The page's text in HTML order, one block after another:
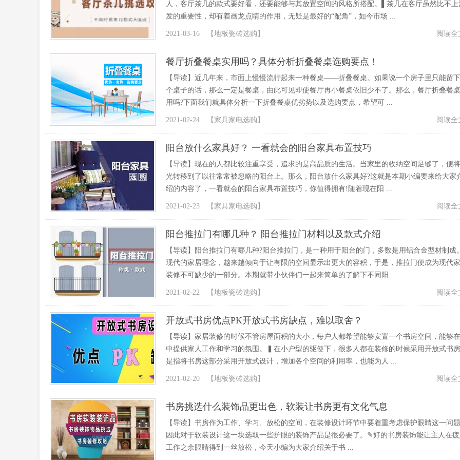
人，客厅茶几的款式要好看，还要能够与其放置空间的风格所搭配。▌茶几在客厅虽然比不上
发的重要性，却有着画龙点睛的作用，无疑是最好的“配角”，如今市场 ...
阅读全
2021-03-16 【 地板瓷砖选购 】
餐厅折叠餐桌实用吗？具体分析折叠餐桌选购要点！
【导读】近几年来，市面上慢慢流行起来一种餐桌——折叠餐桌。如果说一个房子里只能留
个桌子的话，那么一定是餐桌，由此可见即使餐厅再小餐桌依旧少不了。那么，餐厅折叠餐
用吗?下面我们就具体分析一下折叠餐桌优劣势以及选购要点，希望可 ...
阅读全
2021-02-24 【 家具家电选购 】
阳台放什么家具好？ 一看就会的阳台家具布置技巧
【导读】现在的人都比较注重享受，追求的是高品质的生活。当家里的收纳空间足够了，便将
光转移到了以往常常被忽略的阳台上。那么，阳台放什么家具好?这就是本期小编要来给大家
绍的内容了，一看就会的阳台家具布置技巧，你值得拥有!随着现在阳 ...
阅读全
2021-02-23 【 家具家电选购 】
阳台推拉门有哪几种？ 阳台推拉门材料以及款式介绍
【导读】阳台推拉门有哪几种?阳台推拉门，是一种用于阳台的门，多数是用铝合金型材制成。
现代的家居理念，越来越倾向于让有限的空间显示出更大的容积，于是，推拉门便成为现代
装修不可缺少的一部分。本期就带小伙伴们一起来简单的了解下不同阳 ...
阅读全
2021-02-22 【 地板瓷砖选购 】
开放式书房优点PK开放式书房缺点，难以取舍？
【导读】家居装修的时候不管房屋面积的大小，每户人都希望能够安置一个书房空间，能够
中提供家人工作和学习的氛围。▍在小户型的驱使下，很多人都在装修的时候采用开放式书房
是指将书房这部分采用开放式设计，增加各个空间的利用率，也能为人 ...
阅读全
2021-02-20 【 地板瓷砖选购 】
书房挑选什么装饰品更出色，软装让书房更有文化气息
【导读】书房作为工作、学习、放松的空间，在装修设计环节中要着重考虑保护眼睛这一问题
因此对于软装设计这一块选取一些护眼的装饰产品是很必要了。✎好的书房装饰能让主人在
工作之余眼睛得到一丝放松，今天小编为大家介绍关于书 ...